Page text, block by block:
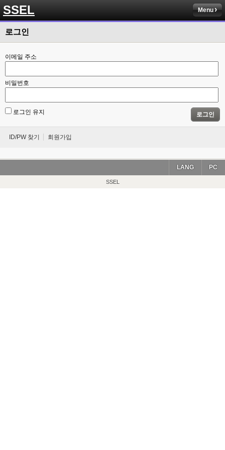
SSEL Menu
로그인
이메일 주소
비밀번호
로그인 유지 로그인
ID/PW 찾기 회원가입
PC
LANG
SSEL